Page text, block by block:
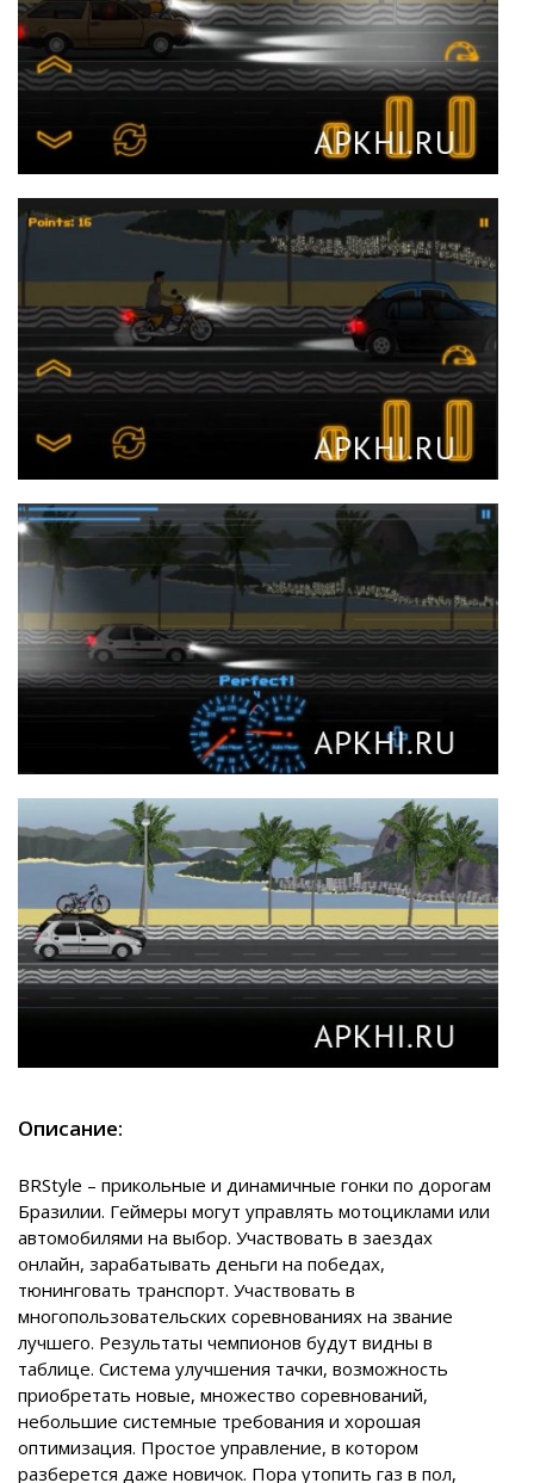
Описание:
BRStyle – прикольные и динамичные гонки по дорогам
Бразилии. Геймеры могут управлять мотоциклами или
автомобилями на выбор. Участвовать в заездах
онлайн, зарабатывать деньги на победах,
тюнинговать транспорт. Участвовать в
многопользовательских соревнованиях на звание
лучшего. Результаты чемпионов будут видны в
таблице. Система улучшения тачки, возможность
приобретать новые, множество соревнований,
небольшие системные требования и хорошая
оптимизация. Простое управление, в котором
разберется даже новичок. Пора утопить газ в пол,